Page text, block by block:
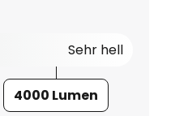
Sehr hell
4000 Lumen